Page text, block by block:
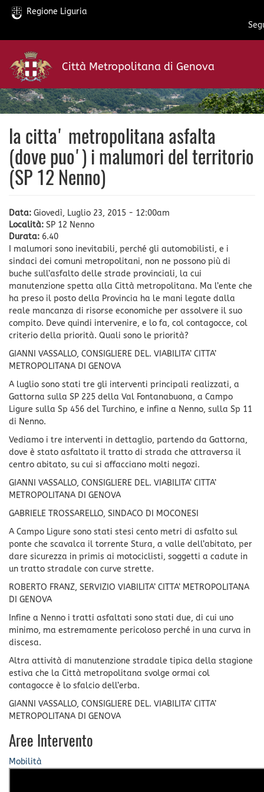
Salta
contenuto
principale
Regione Liguria
Città Metropolitana di Genova
la citta' metropolitana asfalta
(dove puo') i malumori del territorio
(SP 12 Nenno)
Data: Giovedì, Luglio 23, 2015 - 12:00am
Località: SP 12 Nenno
Durata: 6.40
I malumori sono inevitabili, perché gli automobilisti, e i
sindaci dei comuni metropolitani, non ne possono più di
buche sull’asfalto delle strade provinciali, la cui
manutenzione spetta alla Città metropolitana. Ma l’ente che
ha preso il posto della Provincia ha le mani legate dalla
reale mancanza di risorse economiche per assolvere il suo
compito. Deve quindi intervenire, e lo fa, col contagocce, col
criterio della priorità. Quali sono le priorità?
GIANNI VASSALLO, CONSIGLIERE DEL. VIABILITA’ CITTA’
METROPOLITANA DI GENOVA
A luglio sono stati tre gli interventi principali realizzati, a
Gattorna sulla SP 225 della Val Fontanabuona, a Campo
Ligure sulla Sp 456 del Turchino, e infine a Nenno, sulla Sp 11
di Nenno.
Vediamo i tre interventi in dettaglio, partendo da Gattorna,
dove è stato asfaltato il tratto di strada che attraversa il
centro abitato, su cui si affacciano molti negozi.
GIANNI VASSALLO, CONSIGLIERE DEL. VIABILITA’ CITTA’
METROPOLITANA DI GENOVA
GABRIELE TROSSARELLO, SINDACO DI MOCONESI
A Campo Ligure sono stati stesi cento metri di asfalto sul
ponte che scavalca il torrente Stura, a valle dell’abitato, per
dare sicurezza in primis ai motociclisti, soggetti a cadute in
un tratto stradale con curve strette.
ROBERTO FRANZ, SERVIZIO VIABILITA’ CITTA’ METROPOLITANA
DI GENOVA
Infine a Nenno i tratti asfaltati sono stati due, di cui uno
minimo, ma estremamente pericoloso perché in una curva in
discesa.
Altra attività di manutenzione stradale tipica della stagione
estiva che la Città metropolitana svolge ormai col
contagocce è lo sfalcio dell’erba.
GIANNI VASSALLO, CONSIGLIERE DEL. VIABILITA’ CITTA’
METROPOLITANA DI GENOVA
Aree Intervento
Mobilità